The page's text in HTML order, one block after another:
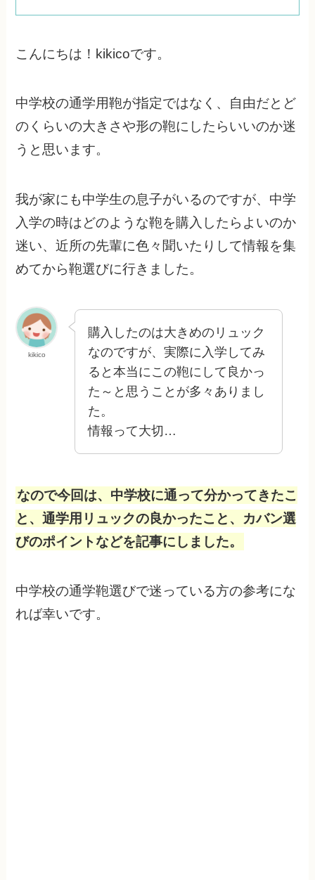
こんにちは！kikicoです。
中学校の通学用鞄が指定ではなく、自由だとど
のくらいの大きさや形の鞄にしたらいいのか迷
うと思います。
我が家にも中学生の息子がいるのですが、中学
入学の時はどのような鞄を購入したらよいのか
迷い、近所の先輩に色々聞いたりして情報を集
めてから鞄選びに行きました。
kikico
購入したのは大きめのリュック
なのですが、実際に入学してみ
ると本当にこの鞄にして良かっ
た～と思うことが多々ありまし
た。
情報って大切…
なので今回は、中学校に通って分かってきたこ
と、通学用リュックの良かったこと、カバン選
びのポイントなどを記事にしました。
中学校の通学鞄選びで迷っている方の参考にな
れば幸いです。